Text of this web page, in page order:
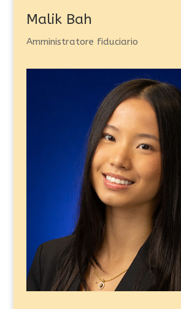
Malik Bah
Amministratore fiduciario